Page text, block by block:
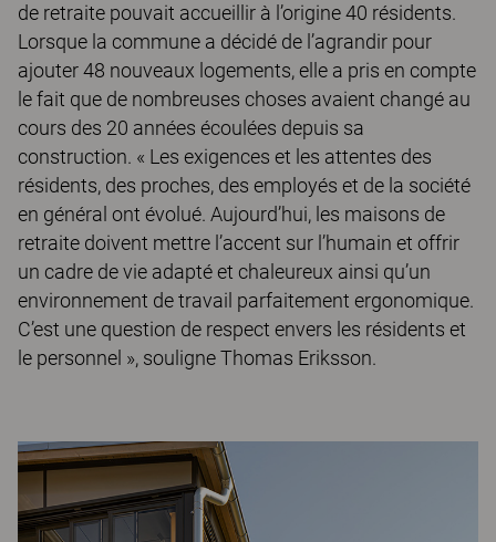
de retraite pouvait accueillir à l’origine 40 résidents.
Lorsque la commune a décidé de l’agrandir pour
ajouter 48 nouveaux logements, elle a pris en compte
le fait que de nombreuses choses avaient changé au
cours des 20 années écoulées depuis sa
construction. « Les exigences et les attentes des
résidents, des proches, des employés et de la société
en général ont évolué. Aujourd’hui, les maisons de
retraite doivent mettre l’accent sur l’humain et offrir
un cadre de vie adapté et chaleureux ainsi qu’un
environnement de travail parfaitement ergonomique.
C’est une question de respect envers les résidents et
le personnel », souligne Thomas Eriksson.